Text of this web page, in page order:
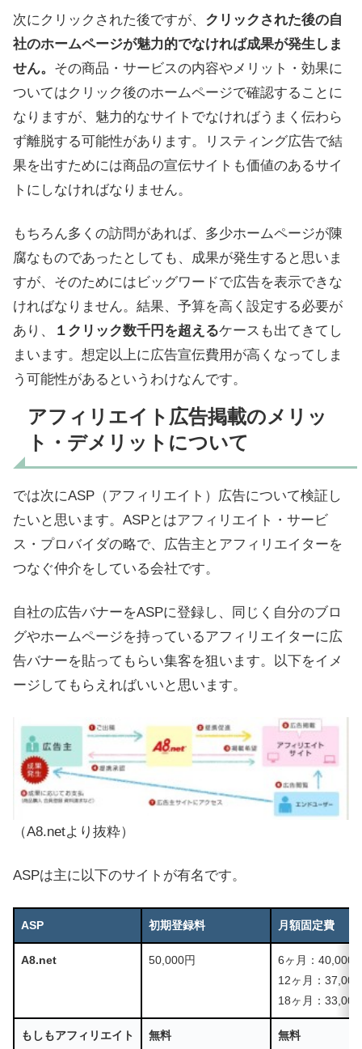
次にクリックされた後ですが、 クリックされた後の自
社のホームページが魅力的でなければ成果が発生しま
せん。 その商品・サービスの内容やメリット・効果に
ついてはクリック後のホームページで確認することに
なりますが、魅力的なサイトでなければうまく伝わら
ず離脱する可能性があります。リスティング広告で結
果を出すためには商品の宣伝サイトも価値のあるサイ
トにしなければなりません。
もちろん多くの訪問があれば、多少ホームページが陳
腐なものであったとしても、成果が発生すると思いま
すが、そのためにはビッグワードで広告を表示できな
ければなりません。結果、予算を高く設定する必要が
あり、
１クリック数千円を超えるケースも出てきてし
まいます。想定以上に広告宣伝費用が高くなってしま
う可能性があるというわけなんです。
アフィリエイト広告掲載のメリッ
ト・デメリットについて
では次にASP（アフィリエイト）広告について検証し
たいと思います。ASPとはアフィリエイト・サービ
ス・プロバイダの略で、広告主とアフィリエイターを
つなぐ仲介をしている会社です。
自社の広告バナーをASPに登録し、同じく自分のブロ
グやホームページを持っているアフィリエイターに広
告バナーを貼ってもらい集客を狙います。以下をイメ
ージしてもらえればいいと思います。
（A8.netより抜粋）
ASPは主に以下のサイトが有名です。
ASP 初期登録料 月額固定費
A8.net 50,000円
6ヶ月：40,000
12ヶ月：
18ヶ月：
もしもアフィリエイト 無料 無料